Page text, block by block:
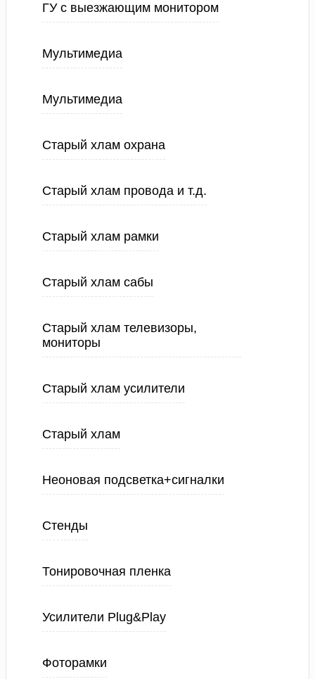
ГУ с выезжающим монитором
Мультимедиа
Мультимедиа
Старый хлам охрана
Старый хлам провода и т.д.
Старый хлам рамки
Старый хлам сабы
Старый хлам телевизоры,
мониторы
Старый хлам усилители
Старый хлам
Неоновая подсветка+сигналки
Стенды
Тонировочная пленка
Усилители Plug&Play
Фоторамки